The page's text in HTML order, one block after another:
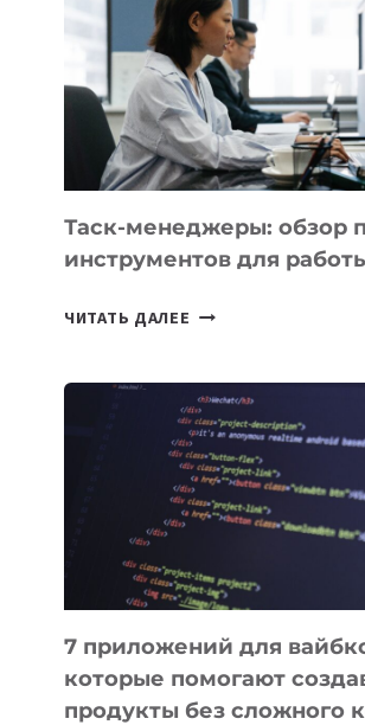
ВЫВЕДЕН
ОРБИТУ
Таск-менеджеры: обзор
инструментов для
ЧИТАТЬ ДАЛЕЕ ТАСК-
ПОЛЕЗНЫХ
ИНСТРУМЕНТОВ
ДЛЯ
РАБОТЫ
7 приложений для
которые помогают
продукты без сложного